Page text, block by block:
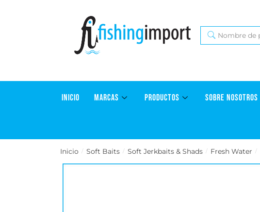
INICIO MARCAS PRODUCTOS SOBRE NOSOTROS
Inicio / Soft Baits / Soft Jerkbaits & Shads / Fresh Water /